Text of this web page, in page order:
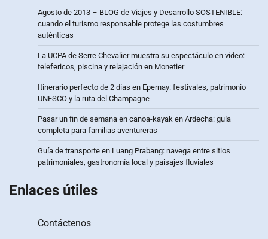
Agosto de 2013 – BLOG de Viajes y Desarrollo SOSTENIBLE:
cuando el turismo responsable protege las costumbres
auténticas
La UCPA de Serre Chevalier muestra su espectáculo en video:
telefericos, piscina y relajación en Monetier
Itinerario perfecto de 2 días en Epernay: festivales, patrimonio
UNESCO y la ruta del Champagne
Pasar un fin de semana en canoa-kayak en Ardecha: guía
completa para familias aventureras
Guía de transporte en Luang Prabang: navega entre sitios
patrimoniales, gastronomía local y paisajes fluviales
Enlaces útiles
Contáctenos